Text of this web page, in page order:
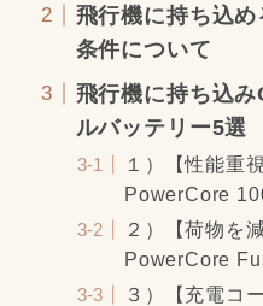
飛行機に持ち込
条件について
飛行機に持ち込
ルバッテリー5選
１）【性能重
PowerCore
２）【荷物を
PowerCore
３）【充電コ